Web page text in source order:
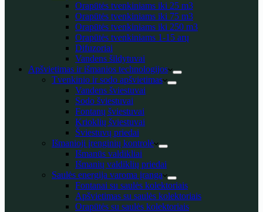
Orapūtės tvenkiniams iki 25 m3
Orapūtės tvenkiniams iki 75 m3
Orapūtės tvenkiniams iki 250 m3
Orapūtės tvenkiniams 1-15 arų
Difuzoriai
Vandens šildytuvai
Apšvietimas ir išmanios technologijos
Tvenkinio ir sodo apšvietimas
Vandens šviestuvai
Sodo šviestuvai
Fontanų šviestuvai
Krioklių šviestuvai
Šviestuvų priedai
Išmanioji įrenginių kontrolė
Išmanūs valdikliai
Išmanių valdiklių priedai
Saulės energija varoma įranga
Fontanai su saulės kolektoriais
Apšvietimas su saulės kolektoriais
Orapūtės su saulės kolektoriais